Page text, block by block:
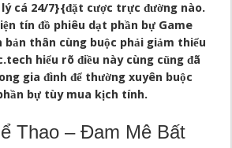
cá 24/7}{đặt cược trực đường nào.
tín đồ phiêu dạt phần bự Game
thân cùng buộc phải giảm thiểu
hiểu rõ điều này cùng cũng đã
gia đình để thường xuyên buộc
bự tùy mua kịch tính.
Thao – Đam Mê Bất